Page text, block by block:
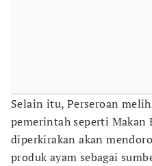
Selain itu, Perseroan
pemerintah seperti Makan
diperkirakan akan
produk ayam sebagai